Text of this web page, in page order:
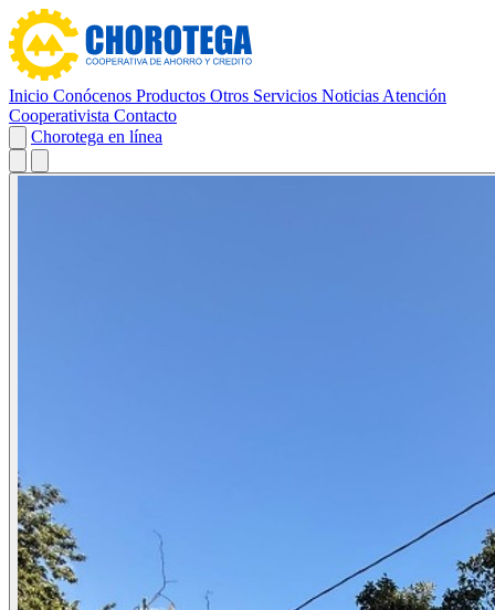
Inicio Conócenos Productos Otros Servicios Noticias Atención
Cooperativista Contacto
Chorotega en línea